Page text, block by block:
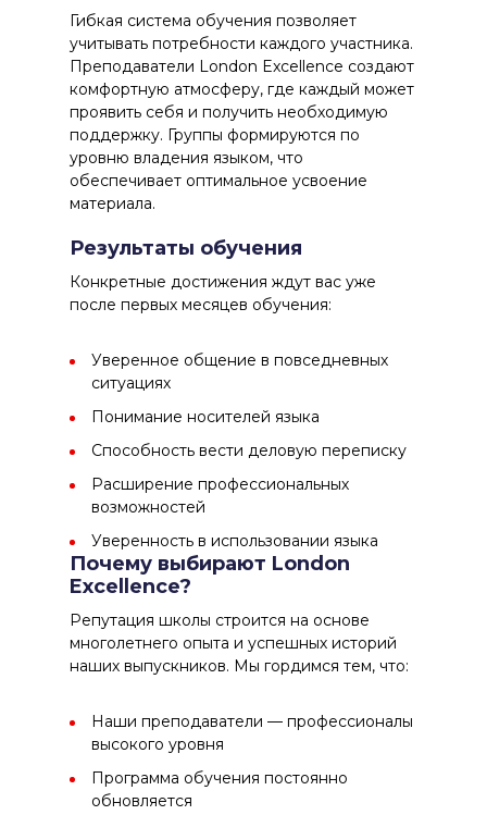
Гибкая система обучения позволяет
учитывать потребности каждого участника.
Преподаватели London Excellence создают
комфортную атмосферу, где каждый может
проявить себя и получить необходимую
поддержку. Группы формируются по
уровню владения языком, что
обеспечивает оптимальное усвоение
материала.
Результаты обучения
Конкретные достижения ждут вас уже
после первых месяцев обучения:
Уверенное общение в повседневных
ситуациях
Понимание носителей языка
Способность вести деловую переписку
Расширение профессиональных
возможностей
Уверенность в использовании языка
Почему выбирают London
Excellence?
Репутация школы строится на основе
многолетнего опыта и успешных историй
наших выпускников. Мы гордимся тем, что:
Наши преподаватели — профессионалы
высокого уровня
Программа обучения постоянно
обновляется